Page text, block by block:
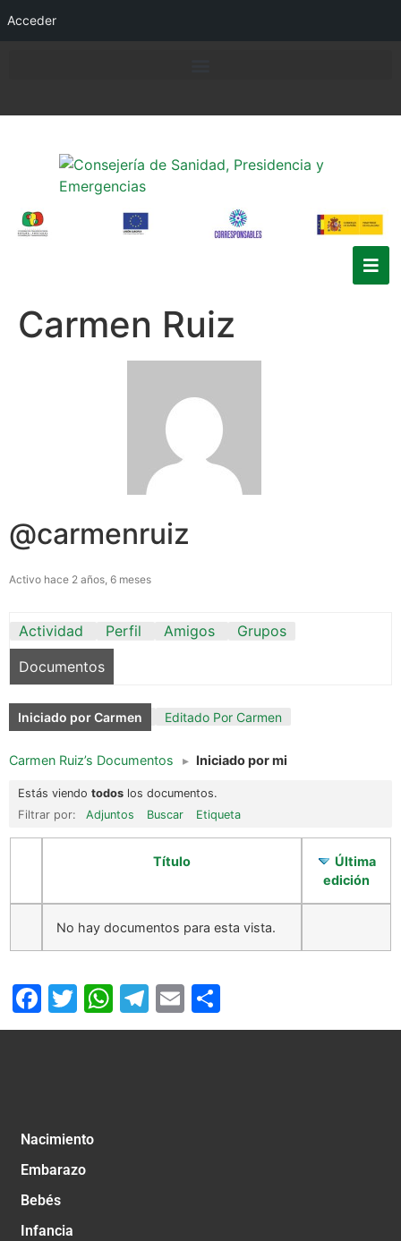
Acceder
Carmen Ruiz
@carmenruiz
Activo hace 2 años, 6 meses
Actividad Perfil Amigos
Grupos
Documentos
Iniciado por Carmen Editado Por Carmen
Carmen Ruiz’s Documentos ▸ Iniciado por mi
Estás viendo todos los documentos.
Filtrar por:
Adjuntos Buscar Etiqueta
Título
Última
edición
No hay documentos para esta vista.
Facebook
Twitter
WhatsApp
Telegram
Email
Nacimiento
Embarazo
Bebés
Infancia